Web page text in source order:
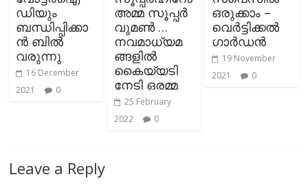
ഡിയും
ബന്ധിപ്പിക്കാ
ന്‍ ബില്‍
വരുന്നു
16 December
2021
0
അമ്മ സൂപ്പര്‍
വുമണ്‍ …
നവമാധ്യമ
ങ്ങളില്‍
കൈയ്യടി
നേടി ഒരമ്മ
25 February
2022
0
ഒരുക്കാം –
വെർട്ടിക്കൽ
ഗാർഡൻ
19 November
2021
0
Leave a Reply